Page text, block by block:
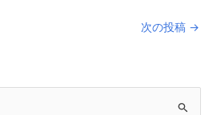
次の投稿 →